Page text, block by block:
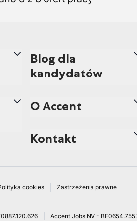
Blog dla
kandydatów
O Accent
Kontakt
cookies
Zastrzeżenia prawne
Accent Jobs NV -